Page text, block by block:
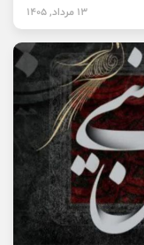
13 مرداد, 1405